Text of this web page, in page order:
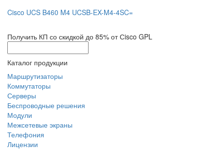
Cisco UCS B460 M4 UCSB-EX-M4-4SC=
Получить КП со скидкой до 85% от Сisco GPL
Каталог продукции
Маршрутизаторы
Коммутаторы
Серверы
Беспроводные решения
Модули
Межсетевые экраны
Телефония
Лицензии